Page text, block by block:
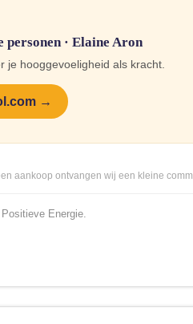
personen · Elaine Aron
je hooggevoeligheid als kracht.
→
aankoop ontvangen wij een kleine
Energie.